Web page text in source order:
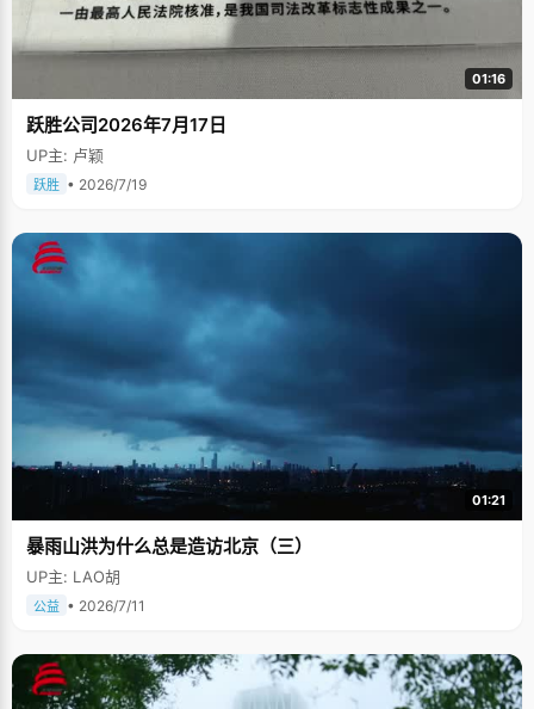
01:16
跃胜公司2026年7月17日
UP主: 卢颖
跃胜 • 2026/7/19
01:21
暴雨山洪为什么总是造访北京（三）
UP主: LAO胡
公益 • 2026/7/11